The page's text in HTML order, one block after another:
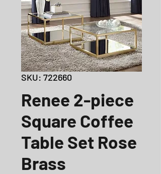
SKU: 722660
Renee 2-piece
Square Coffee
Table Set Rose
Brass